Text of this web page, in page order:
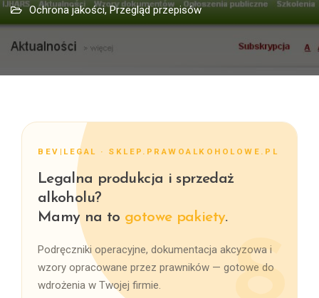
Ochrona jakości,Przegląd przepisów
BEV|LEGAL · SKLEP.PRAWOALKOHOLOWE.PL
Legalna produkcja i sprzedaż
alkoholu?
Mamy na to gotowe pakiety.
Podręczniki operacyjne, dokumentacja akcyzowa i
wzory opracowane przez prawników — gotowe do
wdrożenia w Twojej firmie.